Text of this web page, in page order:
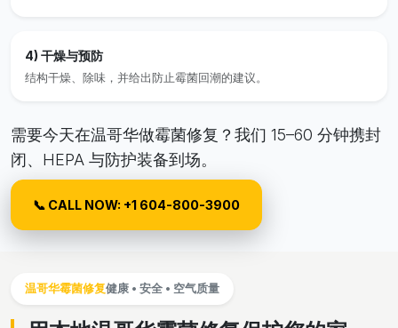
4) 干燥与预防
结构干燥、除味，并给出防止霉菌回潮的建议。
需要今天在温哥华做霉菌修复？我们 15–60 分钟携封
闭、HEPA 与防护装备到场。
📞 CALL NOW: +1 604-800-3900
温哥华霉菌修复健康 • 安全 • 空气质量